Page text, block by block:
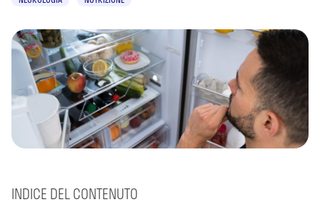
INDICE DEL CONTENUTO